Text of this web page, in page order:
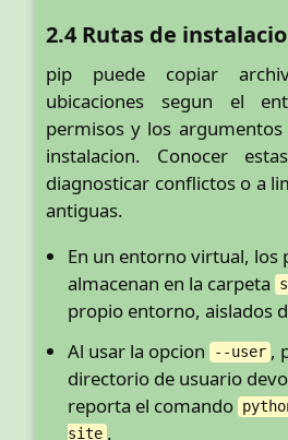
2.4 Rutas de
pip puede copiar
ubicaciones segun el
permisos y los
instalacion. Conocer
diagnosticar conflictos o a
antiguas.
En un entorno virtual, los
almacenan en la carpeta
propio entorno, aislados
Al usar la opcion
--user ,
directorio de usuario
reporta el comando
site .